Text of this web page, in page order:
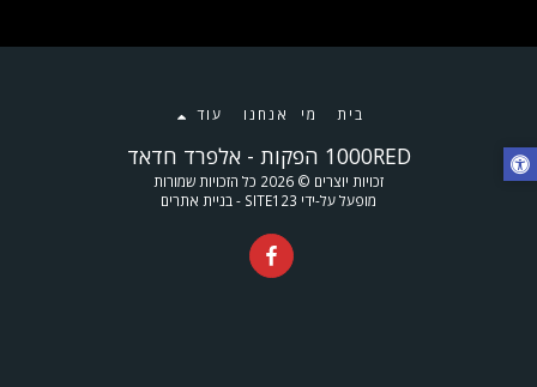
1000RED הפקות - אלפרד חדאד
זכויות יוצרים © 2026 כל הזכויות שמורות
מופעל על-ידי SITE123
- בניית אתרים
בית מי אנחנו עוד